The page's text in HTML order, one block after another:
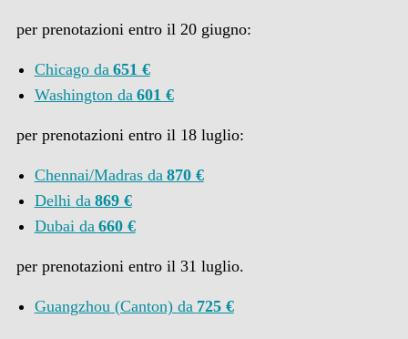
per prenotazioni entro il 20 giugno:
Chicago da 651 €
Washington da 601 €
per prenotazioni entro il 18 luglio:
Chennai/Madras da 870 €
Delhi da 869 €
Dubai da 660 €
per prenotazioni entro il 31 luglio.
Guangzhou(Canton) da 725 €